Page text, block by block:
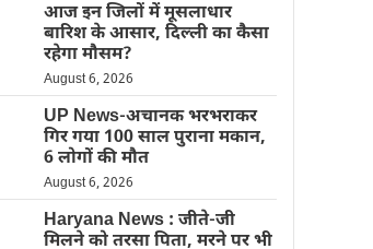
आज इन जिलों में मूसलाधार
बारिश के आसार, दिल्ली का कैसा
रहेगा मौसम?
August 6, 2026
UP News-अचानक भरभराकर
गिर गया 100 साल पुराना मकान,
6 लोगों की मौत
August 6, 2026
Haryana News : जीते-जी
मिलने को तरसा पिता, मरने पर भी